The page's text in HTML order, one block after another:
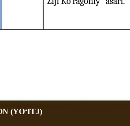
(YOʻITJ)